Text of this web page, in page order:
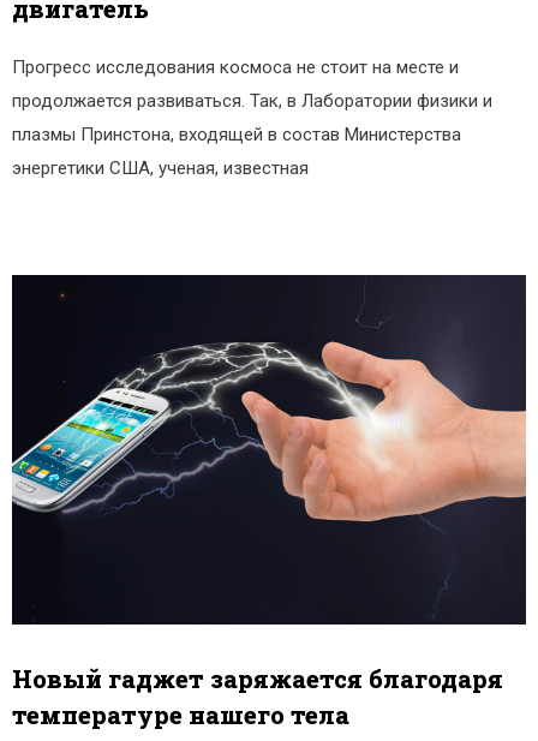
двигатель
Прогресс исследования космоса не стоит на месте и
продолжается развиваться. Так, в Лаборатории физики и
плазмы Принстона, входящей в состав Министерства
энергетики США, ученая, известная
Новый гаджет заряжается благодаря
температуре нашего тела